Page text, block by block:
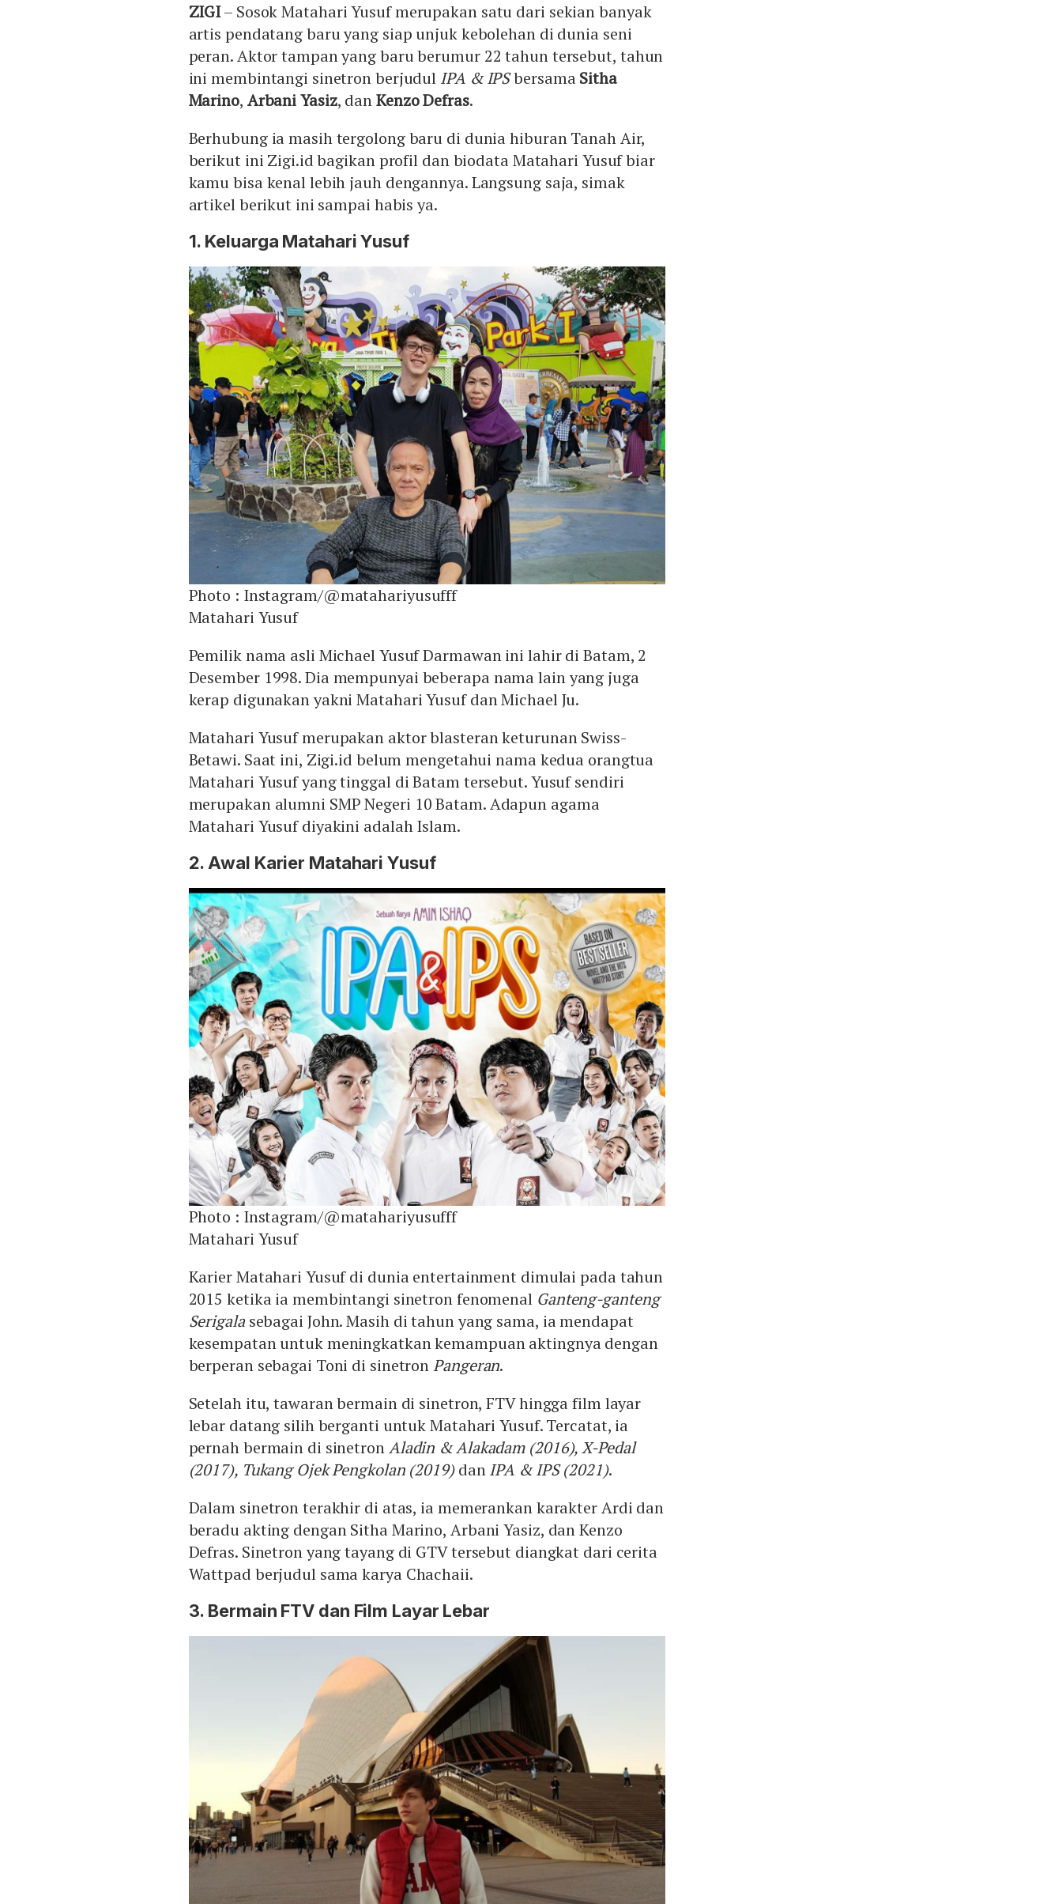
ZIGI– Sosok Matahari Yusuf merupakan satu dari sekian banyak
artis pendatang baru yang siap unjuk kebolehan di dunia seni
peran. Aktor tampan yang baru berumur 22 tahun tersebut, tahun
ini membintangi sinetron berjudul IPA & IPSbersamaSitha
Marino, Arbani Yasiz, danKenzo Defras.
Berhubung ia masih tergolong baru di dunia hiburan Tanah Air,
berikut ini Zigi.id bagikan profil dan biodata Matahari Yusuf biar
kamu bisa kenal lebih jauh dengannya. Langsung saja, simak
artikel berikut ini sampai habis ya.
1. Keluarga Matahari Yusuf
Photo : Instagram/@matahariyusufff
Matahari Yusuf
Pemilik nama asli Michael Yusuf Darmawan ini lahir di Batam, 2
Desember 1998. Dia mempunyai beberapa nama lain yang juga
kerap digunakan yakni Matahari Yusuf dan Michael Ju.
Matahari Yusuf merupakan aktor blasteran keturunan Swiss-
Betawi. Saat ini, Zigi.id belum mengetahui nama kedua orangtua
Matahari Yusuf yang tinggal di Batam tersebut. Yusuf sendiri
merupakan alumni SMP Negeri 10 Batam. Adapun agama
Matahari Yusuf diyakini adalah Islam.
2. Awal Karier Matahari Yusuf
Photo : Instagram/@matahariyusufff
Matahari Yusuf
Karier Matahari Yusuf di dunia entertainment dimulai pada tahun
2015 ketika ia membintangi sinetron fenomenal Ganteng-ganteng
Serigalasebagai John. Masih di tahun yang sama, ia mendapat
kesempatan untuk meningkatkan kemampuan aktingnya dengan
berperan sebagai Toni di sinetronPangeran.
Setelah itu, tawaran bermain di sinetron, FTV hingga film layar
lebar datang silih berganti untuk Matahari Yusuf. Tercatat, ia
pernah bermain di sinetronAladin & Alakadam (2016), X-Pedal
(2017), Tukang Ojek Pengkolan (2019)danIPA & IPS (2021).
Dalam sinetron terakhir di atas, ia memerankan karakter Ardi dan
beradu akting dengan Sitha Marino, Arbani Yasiz, dan Kenzo
Defras. Sinetron yang tayang di GTV tersebut diangkat dari cerita
Wattpad berjudul sama karya Chachaii.
3. Bermain FTV dan Film Layar Lebar